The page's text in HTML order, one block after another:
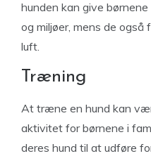
hunden kan give
og miljøer, mens de
luft.
Træning
At træne en hund kan
aktivitet for børnene i
deres hund til at udføre